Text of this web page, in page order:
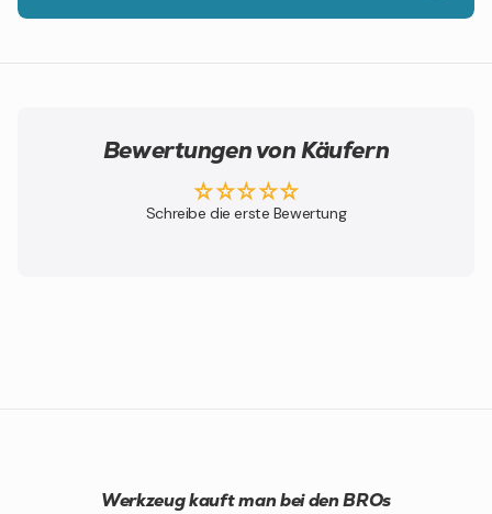
Bewertungen von Käufern
Schreibe die erste Bewertung
Werkzeug kauft man bei den BROs